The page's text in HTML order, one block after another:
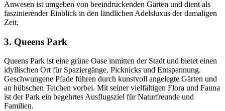
Anwesen ist umgeben von beeindruckenden Gärten und dient als
faszinierender Einblick in den ländlichen Adelsluxus der damaligen
Zeit.
3. Queens Park
Queens Park ist eine grüne Oase inmitten der Stadt und bietet einen
idyllischen Ort für Spaziergänge, Picknicks und Entspannung.
Geschwungene Pfade führen durch kunstvoll angelegte Gärten und
an hübschen Teichen vorbei. Mit seiner vielfältigen Flora und Fauna
ist der Park ein begehrtes Ausflugsziel für Naturfreunde und
Familien.